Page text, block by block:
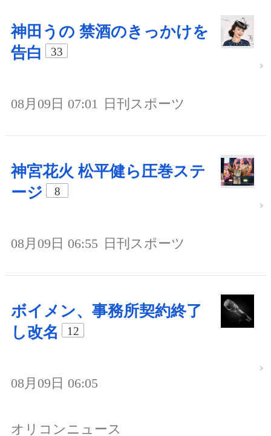
神田うの 禁酒のきっかけを
告白
33
08月09日 07:01 日刊スポーツ
神宮花火 松平健ら圧巻ステ
ージ
8
08月09日 06:55 日刊スポーツ
ボイメン、事務所契約終了
し改名
12
08月09日 06:05
オリコンニュース